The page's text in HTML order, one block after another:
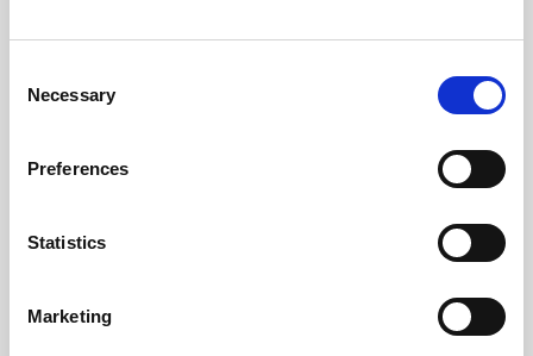
Selection
Necessary
Preferences
Statistics
Marketing